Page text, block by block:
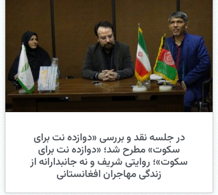
در جلسه نقد و بررسی «دوازده نت برای
سکوت» مطرح شد؛ «دوازده نت برای
سکوت»؛ روایتی شریف و نه جانبدارانه از
زندگی مهاجران افغانستانی